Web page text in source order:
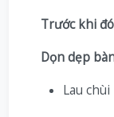
Trước khi
Dọn dẹp
Lau